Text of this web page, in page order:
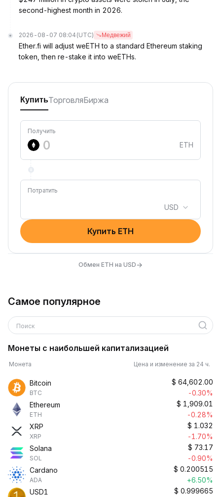
second-highest month in 2026.
2026-08-07 08:04 (UTC) Медвежий
Ether.fi will adjust weETH to a standard Ethereum staking
token, then re-stake it into weETHs.
КупитьТорговляБиржа
Получить
ETH
Потратить
USD
Купить ETH
Обмен ETH на USD→
Самое популярное
Поиск
Монеты с наибольшей капитализацией
Монета Цена и изменение за 24 ч.
Bitcoin
BTC
$ 64,602.00
-0.30%
Ethereum
ETH
$ 1,909.01
-0.28%
XRP
XRP
$ 1.032
-1.70%
Solana
SOL
$ 73.17
-0.90%
Cardano
ADA
$ 0.200515
+6.50%
USD1
$ 0.999665